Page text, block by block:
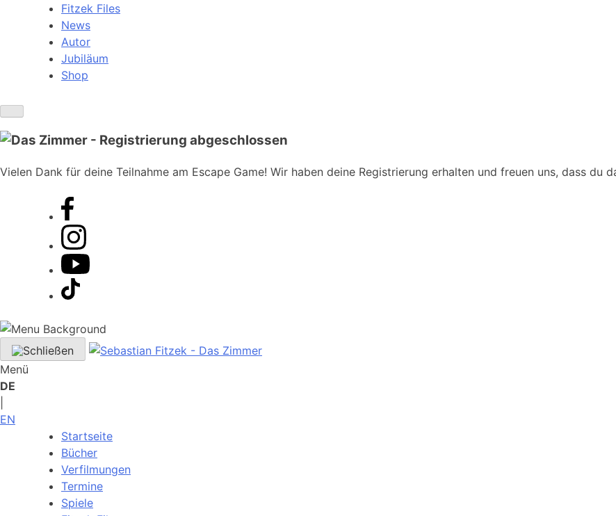
Fitzek Files
News
Autor
Jubiläum
Shop
Vielen Dank für deine Teilnahme am Escape Game! Wir haben deine Registrierung erhalten und freuen uns, dass du
Menü
DE
EN
Startseite
Bücher
Verfilmungen
Termine
Spiele